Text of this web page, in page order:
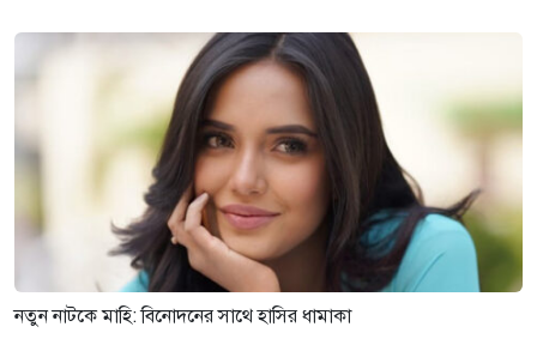
নতুন নাটকে মাহি: বিনোদনের সাথে হাসির ধামাকা